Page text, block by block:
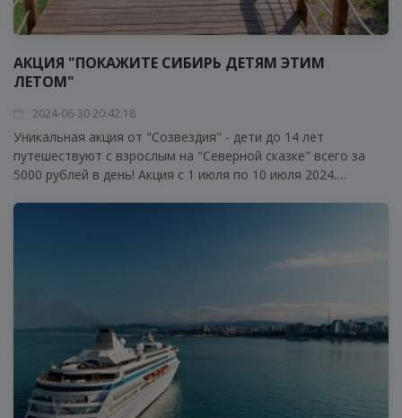
АКЦИЯ "ПОКАЖИТЕ СИБИРЬ ДЕТЯМ ЭТИМ
ЛЕТОМ"
2024-06-30 20:42:18
Уникальная акция от "Созвездия" - дети до 14 лет
путешествуют с взрослым на "Северной сказке" всего за
5000 рублей в день! Акция с 1 июля по 10 июля 2024.
исследуйте новые места и получите незабываемый опыт!